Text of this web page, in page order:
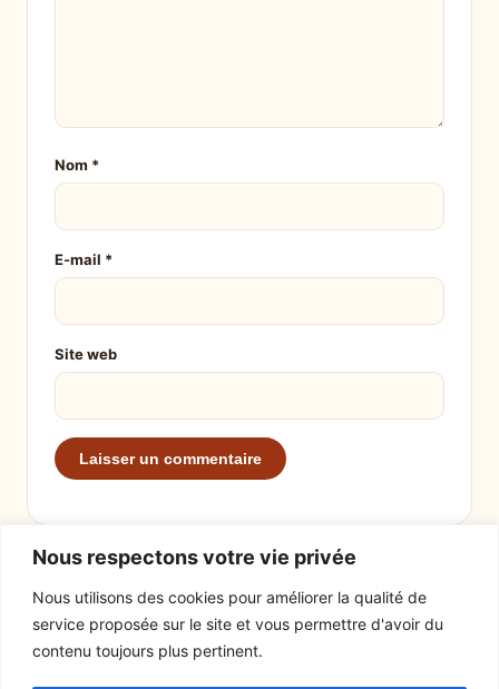
Nous respectons votre vie privée
Nous utilisons des cookies pour améliorer la qualité de
service proposée sur le site et vous permettre d'avoir du
contenu toujours plus pertinent.
Nom *
E-mail *
Site web